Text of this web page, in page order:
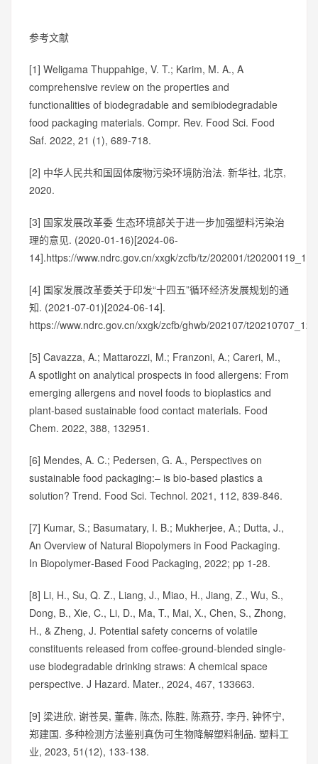
参考文献
[1] Weligama Thuppahige, V. T.; Karim, M. A., A
comprehensive review on the properties and
functionalities of biodegradable and semibiodegradable
food packaging materials. Compr. Rev. Food Sci. Food
Saf. 2022, 21 (1), 689-718.
[2] 中华人民共和国固体废物污染环境防治法. 新华社, 北京,
2020.
[3] 国家发展改革委 生态环境部关于进一步加强塑料污染治
理的意见. (2020-01-16)[2024-06-
14].https://www.ndrc.gov.cn/xxgk/zcfb/tz/202001/
[4] 国家发展改革委关于印发“十四五”循环经济发展规划的通
知. (2021-07-01)[2024-06-14].
https://www.ndrc.gov.cn/xxgk/zcfb/ghwb/202107/
[5] Cavazza, A.; Mattarozzi, M.; Franzoni, A.; Careri, M.,
A spotlight on analytical prospects in food allergens: From
emerging allergens and novel foods to bioplastics and
plant-based sustainable food contact materials. Food
Chem. 2022, 388, 132951.
[6] Mendes, A. C.; Pedersen, G. A., Perspectives on
sustainable food packaging:– is bio-based plastics a
solution? Trend. Food Sci. Technol. 2021, 112, 839-846.
[7] Kumar, S.; Basumatary, I. B.; Mukherjee, A.; Dutta, J.,
An Overview of Natural Biopolymers in Food Packaging.
In Biopolymer‐Based Food Packaging, 2022; pp 1-28.
[8] Li, H., Su, Q. Z., Liang, J., Miao, H., Jiang, Z., Wu, S.,
Dong, B., Xie, C., Li, D., Ma, T., Mai, X., Chen, S., Zhong,
H., & Zheng, J. Potential safety concerns of volatile
constituents released from coffee-ground-blended single-
use biodegradable drinking straws: A chemical space
perspective. J Hazard. Mater., 2024, 467, 133663.
[9] 梁进欣, 谢苍昊, 董犇, 陈杰, 陈胜, 陈燕芬, 李丹, 钟怀宁,
郑建国. 多种检测方法鉴别真伪可生物降解塑料制品. 塑料工
业, 2023, 51(12), 133-138.